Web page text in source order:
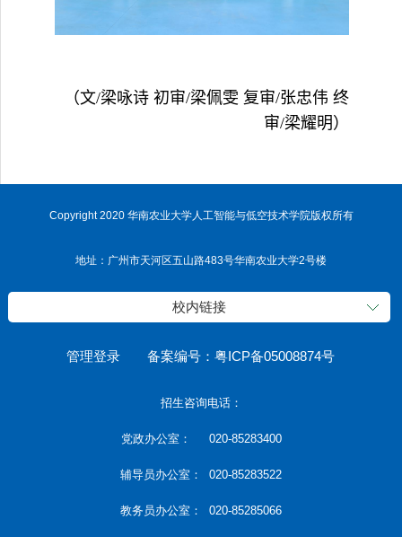
（文/梁咏诗 初审/梁佩雯 复审/张忠伟 终
审/梁耀明）
Copyright 2020 华南农业大学人工智能与低空技术学院版权所有
地址：广州市天河区五山路483号华南农业大学2号楼
校内链接
管理登录 备案编号：粤ICP备05008874号
招生咨询电话：
党政办公室： 020-85283400
辅导员办公室： 020-85283522
教务员办公室： 020-85285066